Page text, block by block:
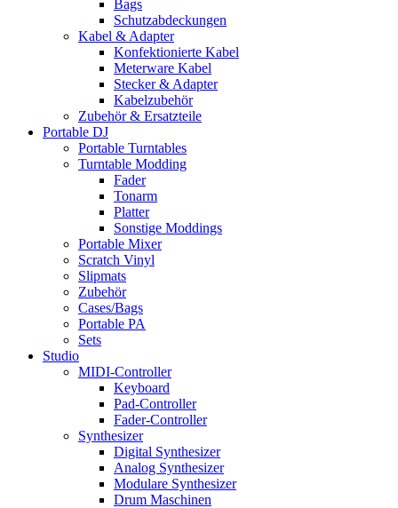
Bags
Schutzabdeckungen
Kabel & Adapter
Konfektionierte Kabel
Meterware Kabel
Stecker & Adapter
Kabelzubehör
Zubehör & Ersatzteile
Portable DJ
Portable Turntables
Turntable Modding
Fader
Tonarm
Platter
Sonstige Moddings
Portable Mixer
Scratch Vinyl
Slipmats
Zubehör
Cases/Bags
Portable PA
Sets
Studio
MIDI-Controller
Keyboard
Pad-Controller
Fader-Controller
Synthesizer
Digital Synthesizer
Analog Synthesizer
Modulare Synthesizer
Drum Maschinen